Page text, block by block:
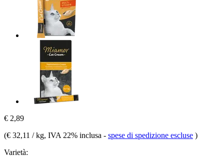
€ 2,89
(€ 32,11 / kg, IVA 22% inclusa - spese di spedizione escluse )
Varietà: